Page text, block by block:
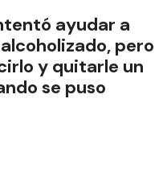
ayudar a
pero
y quitarle un
se puso